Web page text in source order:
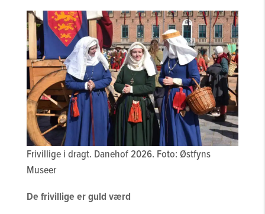
Frivillige i dragt. Danehof 2026. Foto: Østfyns
Museer
De frivillige er guld værd